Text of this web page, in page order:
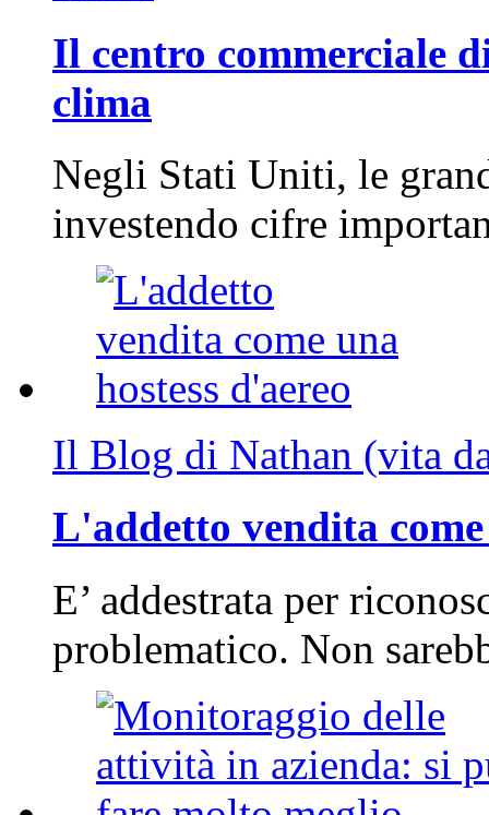
Il centro commerciale
clima
Negli Stati Uniti, le
investendo cifre
Il Blog di Nathan (vita
L'addetto vendita
E’ addestrata per
problematico. Non